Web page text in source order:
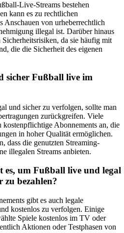
Live-Streams bestehen
kann es zu rechtlichen
Anschauen von urheberrechtlich
illegal ist. Darüber hinaus
Sicherheitsrisiken, da sie häufig mit
die die Sicherheit des eigenen
sicher Fußball live im
und sicher zu verfolgen, sollte man
zurückgreifen. Viele
kostenpflichtige Abonnements an, die
in hoher Qualität ermöglichen.
dass die genutzten Streaming-
illegalen Streams anbieten.
es, um Fußball live und legal
zu bezahlen?
gibt es auch legale
kostenlos zu verfolgen. Einige
Spiele kostenlos im TV oder
Aktionen oder Testphasen von